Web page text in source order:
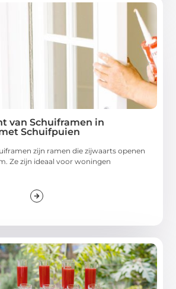
van Schuiframen in
Schuifpuien
zijn ramen die zijwaarts openen
Ze zijn ideaal voor woningen